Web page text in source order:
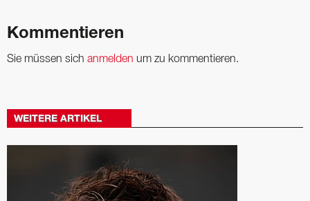
Kommentieren
Sie müssen sich anmelden um zu kommentieren.
WEITERE ARTIKEL